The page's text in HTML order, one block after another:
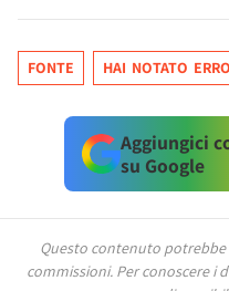
FONTE HAI NOTATO
Aggiungici
su Google
Questo contenuto
commissioni. Per conoscere i